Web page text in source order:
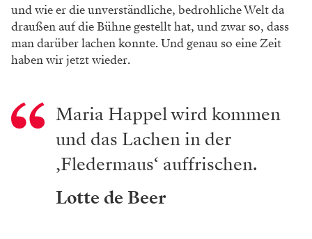
und wie er die unverständliche, bedrohliche Welt da
draußen auf die Bühne gestellt hat, und zwar so, dass
man darüber lachen konnte. Und genau so eine Zeit
haben wir jetzt wieder.
Maria Happel wird kommen
und das Lachen in der
‚Fledermaus‘ auffrischen.
Lotte de Beer